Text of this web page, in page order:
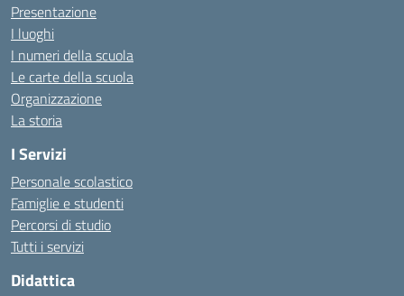
Presentazione
I luoghi
I numeri della scuola
Le carte della scuola
Organizzazione
La storia
I Servizi
Personale scolastico
Famiglie e studenti
Percorsi di studio
Tutti i servizi
Didattica